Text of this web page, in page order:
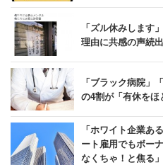
「ズル休みしま
理由に共感の声続
「ブラック病院
の4割が「有休を
「ホワイト企業
ート雇用でもボー
なくちゃ！と焦る」